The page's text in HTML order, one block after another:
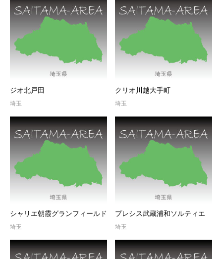
ジオ北戸田
埼玉
クリオ川越大手町
埼玉
シャリエ朝霞グランフィールド
埼玉
プレシス武蔵浦和ソルティエ
埼玉